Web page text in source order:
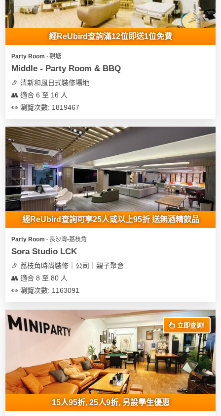
經ReUbird查詢滿12位即送1位免費
Party Room ∙ 觀塘
Middle - Party Room & BBQ
🎉 清新和風日式裝俢場地
👥 適合 6 至 16 人
👀 瀏覽次數: 1819467
經ReUbird查詢可享25人或以上95折 送無酒精飲品
Party Room ∙ 長沙灣-荔枝角
Sora Studio LCK
🎉 荔枝角時尚裝修｜公司｜親子聚會
👥 適合 8 至 80 人
👀 瀏覽次數: 1163091
立即查詢!
15人95折, 25人9折, 另設學生優惠